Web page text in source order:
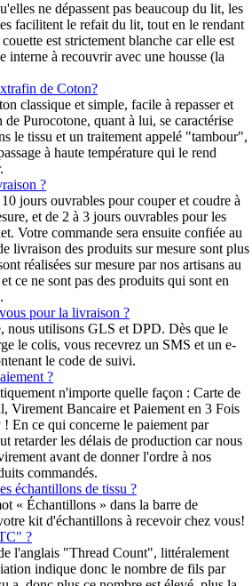
ne dépassent pas beaucoup du lit, les
facilitent le refait du lit, tout en le rendant
est strictement blanche car elle est
interne à recouvrir avec une housse (la
de Coton?
classique et simple, facile à repasser et
Purocotone, quant à lui, se caractérise
le tissu et un traitement appelé "tambour",
à haute température qui le rend
?
jours ouvrables pour couper et coudre à
et de 2 à 3 jours ouvrables pour les
Votre commande sera ensuite confiée au
livraison des produits sur mesure sont plus
réalisées sur mesure par nos artisans au
ce ne sont pas des produits qui sont en
pour la livraison ?
nous utilisons GLS et DPD. Dès que le
le colis, vous recevrez un SMS et un e-
le code de suivi.
?
n'importe quelle façon : Carte de
Virement Bancaire et Paiement en 3 Fois
! En ce qui concerne le paiement par
retarder les délais de production car nous
avant de donner l'ordre à nos
commandés.
échantillons de tissu ?
« Échantillons » dans la barre de
kit d'échantillons à recevoir chez vous!
?
l'anglais "Thread Count", littéralement
indique donc le nombre de fils par